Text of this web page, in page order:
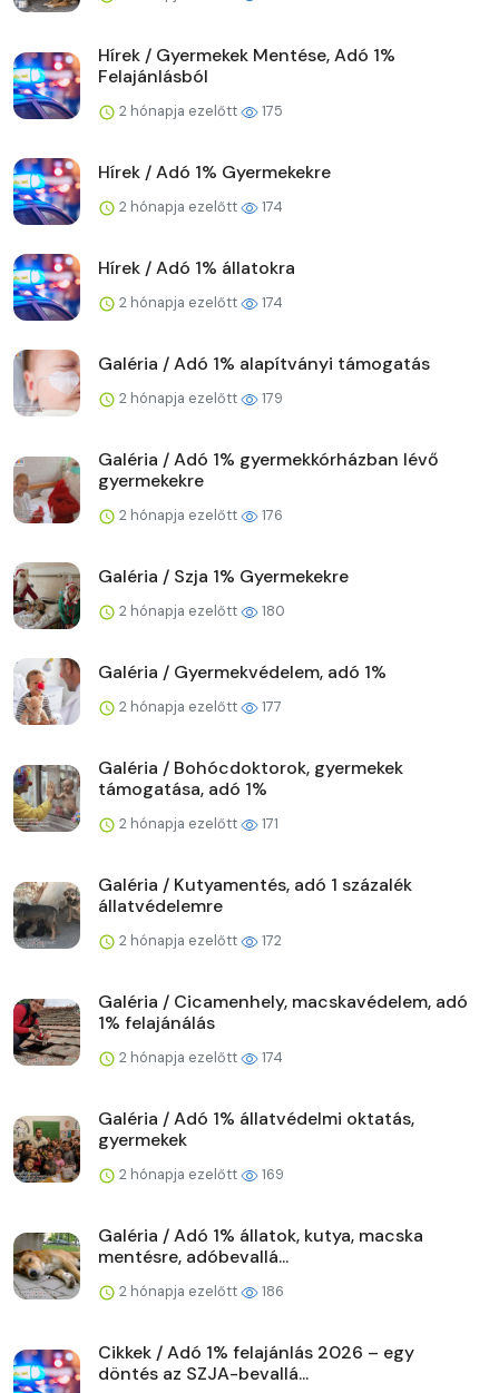
Hírek / Gyermekek Mentése, Adó 1%
Felajánlásból
2 hónapja ezelőtt 175
Hírek / Adó 1% Gyermekekre
2 hónapja ezelőtt 174
Hírek / Adó 1% állatokra
2 hónapja ezelőtt 174
Galéria / Adó 1% alapítványi támogatás
2 hónapja ezelőtt 179
Galéria / Adó 1% gyermekkórházban lévő
gyermekekre
2 hónapja ezelőtt 176
Galéria / Szja 1% Gyermekekre
2 hónapja ezelőtt 180
Galéria / Gyermekvédelem, adó 1%
2 hónapja ezelőtt 177
Galéria / Bohócdoktorok, gyermekek
támogatása, adó 1%
2 hónapja ezelőtt 171
Galéria / Kutyamentés, adó 1 százalék
állatvédelemre
2 hónapja ezelőtt 172
Galéria / Cicamenhely, macskavédelem, adó
1% felajánálás
2 hónapja ezelőtt 174
Galéria / Adó 1% állatvédelmi oktatás,
gyermekek
2 hónapja ezelőtt 169
Galéria / Adó 1% állatok, kutya, macska
mentésre, adóbevallá...
2 hónapja ezelőtt 186
Cikkek / Adó 1% felajánlás 2026 – egy
döntés az SZJA-bevallá...